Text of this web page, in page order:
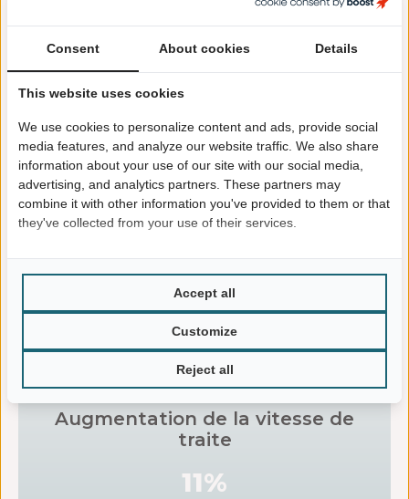
Il en résulte un processus de traite plus cohérent et
un contact plus doux avec le trayon, ce qui contribue à
réduire la pression exercée sur le trayon et à
améliorer l’état de l’extrémité du trayon. Pour les
exploitations qui recherchent la durabilité, l’hygiène et
des performances de traite stables, le silicone est un
excellent choix.
Des résultats probants dans
les exploitations laitières
Augmentation de la vitesse de
traite
11%
Consent About cookies Details
This website uses cookies
We use cookies to personalize content and ads, provide social
media features, and analyze our website traffic. We also share
information about your use of our site with our social media,
advertising, and analytics partners. These partners may
combine it with other information you've provided to them or that
they've collected from your use of their services.
Reject all
Customize
Accept all